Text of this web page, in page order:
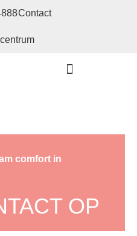
Contact
comfort in
OP